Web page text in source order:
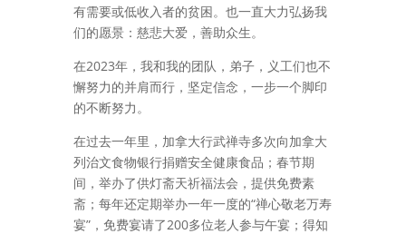
有需要或低收入者的贫困。也一直大力弘扬我
们的愿景：慈悲大爱，善助众生。
在2023年，我和我的团队，弟子，义工们也不
懈努力的并肩而行，坚定信念，一步一个脚印
的不断努力。
在过去一年里，加拿大行武禅寺多次向加拿大
列治文食物银行捐赠安全健康食品；春节期
间，举办了供灯斋天祈福法会，提供免费素
斋；每年还定期举办一年一度的“禅心敬老万寿
宴”，免费宴请了200多位老人参与午宴；得知